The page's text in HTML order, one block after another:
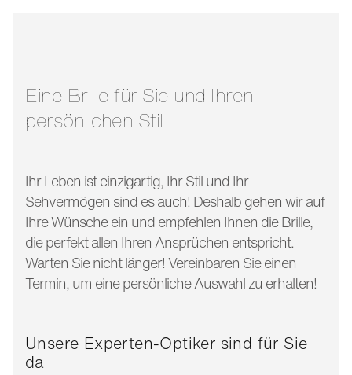
Eine Brille für Sie und Ihren
persönlichen Stil
Ihr Leben ist einzigartig, Ihr Stil und Ihr
Sehvermögen sind es auch! Deshalb gehen wir auf
Ihre Wünsche ein und empfehlen Ihnen die Brille,
die perfekt allen Ihren Ansprüchen entspricht.
Warten Sie nicht länger! Vereinbaren Sie einen
Termin, um eine persönliche Auswahl zu erhalten!
Unsere Experten-Optiker sind für Sie
da